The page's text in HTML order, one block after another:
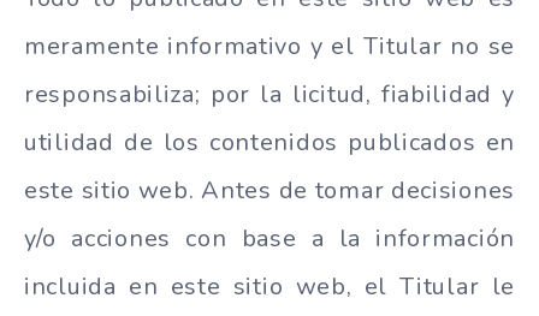
meramente informativo y el Titular no se
responsabiliza; por la licitud, fiabilidad y
utilidad de los contenidos publicados en
este sitio web. Antes de tomar decisiones
y/o acciones con base a la información
incluida en este sitio web, el Titular le